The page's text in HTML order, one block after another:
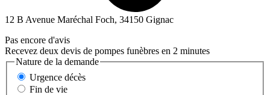
12 B Avenue Maréchal Foch, 34150 Gignac
Pas encore d'avis
Recevez deux devis de pompes funèbres en 2 minutes
Nature de la demande
Urgence décès
Fin de vie